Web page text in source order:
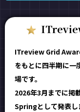
ITreview Grid
をもとに四半期に一
場です。
2026年3月までに掲
Springとして発表し